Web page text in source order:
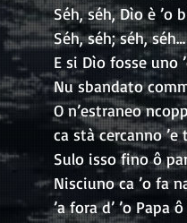
Séh, séh, Dìo è ’o
Séh, séh; séh, séh…
E si Dìo fosse uno
Nu sbandato
O n’estraneo
ca stà cercanno ’e
Sulo isso fino ô
Nisciuno ca ’o fa
’a fora d’ ’o Papa